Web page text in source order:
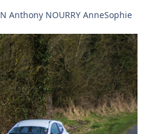
Anthony NOURRY AnneSophie